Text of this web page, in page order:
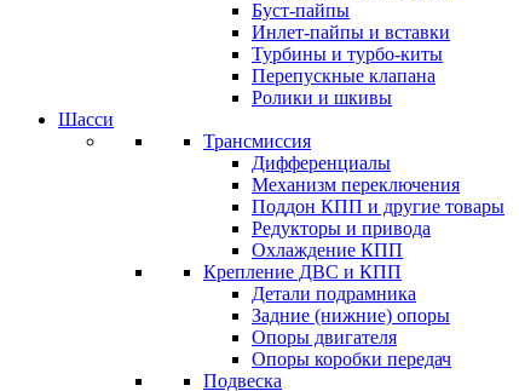
Буст-пайпы
Инлет-пайпы и вставки
Турбины и турбо-киты
Перепускные клапана
Ролики и шкивы
Шасси
Трансмиссия
Дифференциалы
Механизм переключения
Поддон КПП и другие товары
Редукторы и привода
Охлаждение КПП
Крепление ДВС и КПП
Детали подрамника
Задние (нижние) опоры
Опоры двигателя
Опоры коробки передач
Подвеска